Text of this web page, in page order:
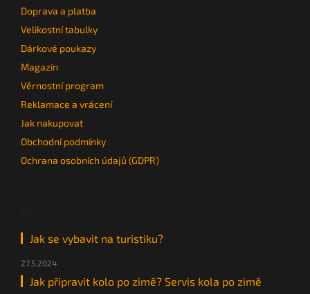
Doprava a platba
Velikostní tabulky
Dárkové poukazy
Magazín
Věrnostní program
Reklamace a vrácení
Jak nakupovat
Obchodní podmínky
Ochrana osobních údajů (GDPR)
Jak se vybavit na turistiku?
27.5.2024
Jak připravit kolo po zimě? Servis kola po zimě